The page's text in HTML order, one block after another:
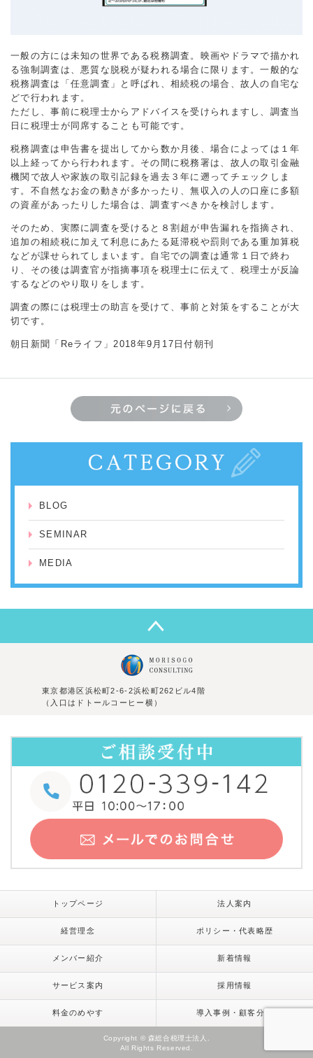
一般の方には未知の世界である税務調査。映画やドラマで描かれ
る強制調査は、悪質な脱税が疑われる場合に限ります。一般的な
税務調査は「任意調査」と呼ばれ、相続税の場合、故人の自宅な
どで行われます。
ただし、事前に税理士からアドバイスを受けられますし、調査当
日に税理士が同席することも可能です。
税務調査は申告書を提出してから数か月後、場合によっては１年
以上経ってから行われます。その間に税務署は、故人の取引金融
機関で故人や家族の取引記録を過去３年に遡ってチェックしま
す。不自然なお金の動きが多かったり、無収入の人の口座に多額
の資産があったりした場合は、調査すべきかを検討します。
そのため、実際に調査を受けると８割超が申告漏れを指摘され、
追加の相続税に加えて利息にあたる延滞税や罰則である重加算税
などが課せられてしまいます。自宅での調査は通常１日で終わ
り、その後は調査官が指摘事項を税理士に伝えて、税理士が反論
するなどのやり取りをします。
調査の際には税理士の助言を受けて、事前と対策をすることが大
切です。
朝日新聞「Reライフ」2018年9月17日付朝刊
BLOG
SEMINAR
MEDIA
東京都港区浜松町2-6-2浜松町262ビル4階
（入口はドトールコーヒー横）
トップページ 法人案内
経営理念 ポリシー・代表略歴
メンバー紹介 新着情報
サービス案内 採用情報
料金のめやす 導入事例・顧客分析
Copyright © 森総合税理士法人.
All Rights Reserved.